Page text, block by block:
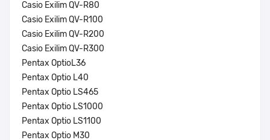
Casio Exilim QV-R80
Casio Exilim QV-R100
Casio Exilim QV-R200
Casio Exilim QV-R300
Pentax OptioL36
Pentax Optio L40
Pentax Optio LS465
Pentax Optio LS1000
Pentax Optio LS1100
Pentax Optio M30